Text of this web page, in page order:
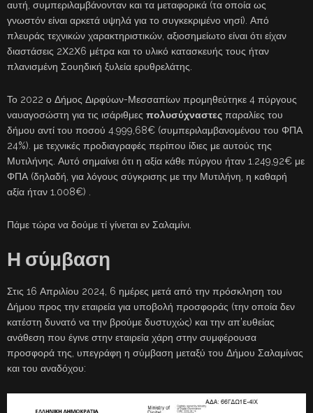
αυτή, συμπεριλαμβάνονταν και τα μεταφορικά (τα οποία ως
γνωστόν είναι αρκετά υψηλά για το συγκεκριμένο νησί). Από
πλευράς τεχνικών χαρακτηριστικών, αξιοσημείωτο είναι ότι είχαν
διαστάσεις 2Χ2Χ6 μέτρα και το υλικό κατασκευής τους ήταν
πλανισμένη Σουηδική ξυλεία ερυθρελάτης.
Το 2022 ο Δήμος Διρφύων-Μεσσαπίων προμηθεύτηκε 4 πύργους
ναυαγοσώστη για τις ισάριθμες πολυσύχναστες παραλίες του
δήμου αντί του ποσού 4.999,68€ (συμπεριλαμβανομένου του ΦΠΑ
24%). με τεχνικές προδιαγραφές περίπου ίδιες με αυτούς της
Μυτιλήνης. Αυτό σημαίνει ότι η αξία κάθε πύργου ήταν 1.249,92€ με
ΦΠΑ (δηλαδή, για λόγους σύγκρισης με την Μυτιλήνη, η καθαρή
αξία ήταν 1.008€) .
Πάμε τώρα να δούμε τί γίνεται εν Σαλαμίνι.
Η σύμβαση
Στις 16 Απριλίου 2024, 6 ημέρες μετά από την πρόσκληση του
Δήμου προς την εταιρεία για υποβολή προσφοράς (την οποία δεν
κατέστη δυνατό να την βρούμε δυστυχώς) και την απ’ευθείας
ανάθεση που έγινε στην εταιρεία χάρη στην συμφέρουσα
προσφορά της, υπεγράφη η σύμβαση μεταξύ του Δήμου Σαλαμίνας
και του αναδόχου: